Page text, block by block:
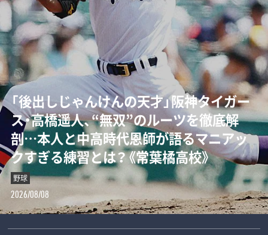
「“0－0信仰”を払拭せよ」ミハイロ・ペト
ロヴィッチが注目する3人の日本人指導
者とは？「松橋力蔵さんは新潟で…」【イ
ンタビュー】
サッカー
2026/08/08
「後出しじゃんけんの天才」阪神タイガー
ス・高橋遥人、“無双”のルーツを徹底解
剖…本人と中高時代恩師が語るマニアッ
クすぎる練習とは？《常葉橘高校》
野球
2026/08/08
ダルビッシュの夏を終わらせた三塁手…
22年後に浮かべた“笑顔”と“涙”の理由
とは？《最強右腕「甲子園ラストゲーム」
の真実》
野球
2026/08/07
「女の子が男装して校内へ!?」荒木大輔と
斎藤佑樹が語る甲子園フィーバーと“あ
の夏の匂い”「早実は横浜と同じタイプで
した」《スペシャル対談》
野球
2026/08/06